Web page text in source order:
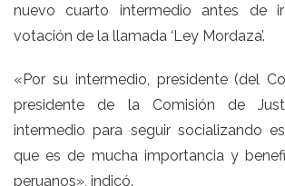
nuevo cuarto intermedio antes de
votación de la llamada ‘Ley Mordaza’.
«Por su intermedio, presidente (del
presidente de la Comisión de
intermedio para seguir socializando
que es de mucha importancia y
peruanos», indicó.